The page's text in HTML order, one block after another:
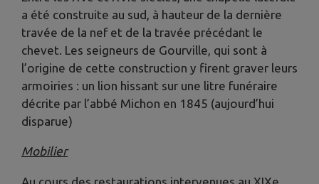
a été construite au sud, à hauteur de la dernière
travée de la nef et de la travée précédant le
chevet. Les seigneurs de Gourville, qui sont à
l’origine de cette construction y firent graver leurs
armoiries : un lion hissant sur une litre funéraire
décrite par l’abbé Michon en 1845 (aujourd’hui
disparue)
Mobilier
Au cours des restaurations intervenues au XIXe